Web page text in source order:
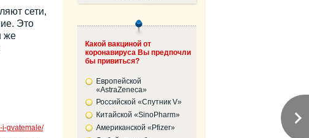
сети,
Это
же
i-gvatemale/
Какой вакциной от
коронавируса Вы предпочли
бы привиться?
Европейской
«AstraZeneca»
Российской «Спутник V»
Китайской «SinoPharm»
Американской «Pfizer»